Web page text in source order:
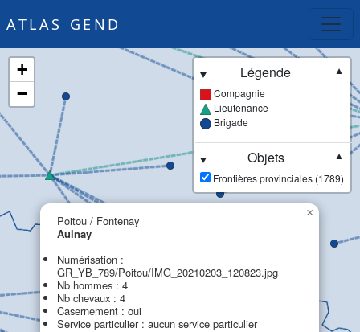
ATLAS GEND
Poitou / Fontenay
Aulnay
Numérisation :
GR_YB_789/Poitou/IMG_20210203_120823.jpg
Nb hommes : 4
Nb chevaux : 4
Casernement : oui
Service particulier : aucun service particulier
×
+
−
Légende
▼
Compagnie
Lieutenance
Brigade
Objets
▼
Frontières provinciales (1789)